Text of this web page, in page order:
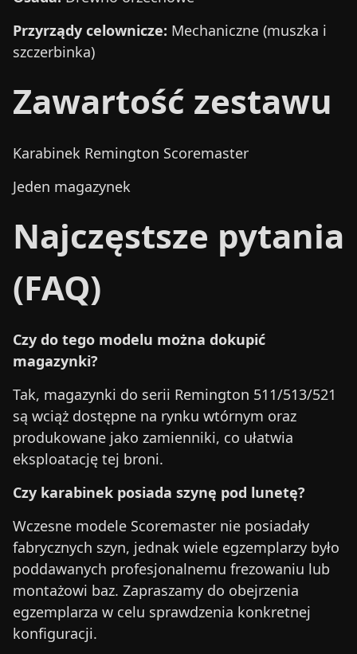
Przyrządy celownicze: Mechaniczne (muszka i
szczerbinka)
Zawartość zestawu
Karabinek Remington Scoremaster
Jeden magazynek
Najczęstsze pytania
(FAQ)
Czy do tego modelu można dokupić
magazynki?
Tak, magazynki do serii Remington 511/513/521
są wciąż dostępne na rynku wtórnym oraz
produkowane jako zamienniki, co ułatwia
eksploatację tej broni.
Czy karabinek posiada szynę pod lunetę?
Wczesne modele Scoremaster nie posiadały
fabrycznych szyn, jednak wiele egzemplarzy było
poddawanych profesjonalnemu frezowaniu lub
montażowi baz. Zapraszamy do obejrzenia
egzemplarza w celu sprawdzenia konkretnej
konfiguracji.